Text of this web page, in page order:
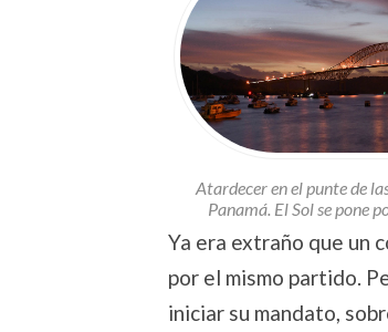
Atardecer en el punte de
Panamá. El Sol se pone
Ya era extraño que un
por el mismo partido.
iniciar su mandato,